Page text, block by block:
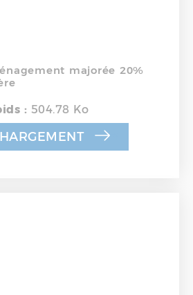
majorée 20%
: 504.78 Ko